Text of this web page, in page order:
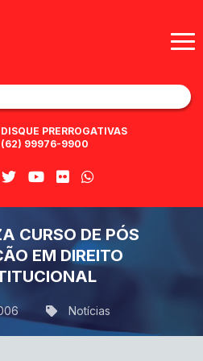
DISQUE PRERROGATIVAS
(62) 99976-9900
CURSO DE PÓS
EM DIREITO
Notícias